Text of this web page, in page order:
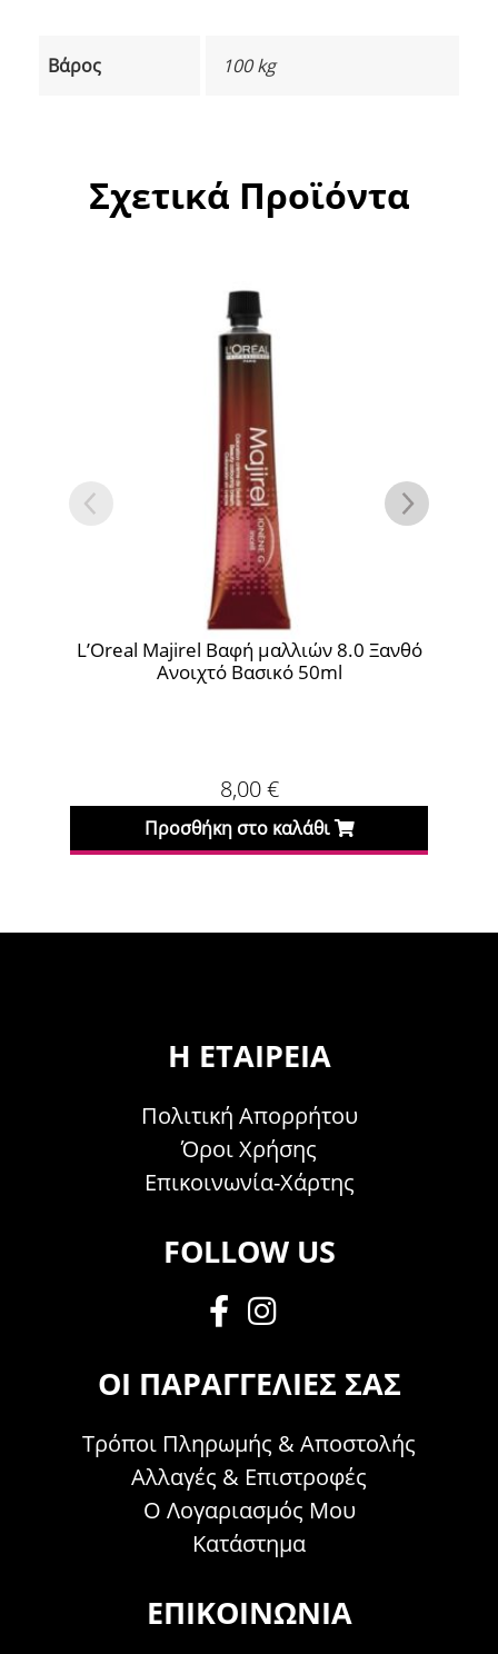
Βάρος 100 kg
Σχετικά Προϊόντα
L’Oreal Majirel Βαφή μαλλιών 8.0 Ξανθό
Ανοιχτό Βασικό 50ml
8,00€
Προσθήκη στο καλάθι
Η ΕΤΑΙΡΕΊΑ
Πολιτική Απορρήτου
Όροι Χρήσης
Επικοινωνία-Χάρτης
FOLLOW US
ΟΙ ΠΑΡΑΓΓΕΛΊΕΣ ΣΑΣ
Τρόποι Πληρωμής & Αποστολής
Αλλαγές & Επιστροφές
Ο Λογαριασμός Μου
Κατάστημα
ΕΠΙΚΟΙΝΩΝΊΑ